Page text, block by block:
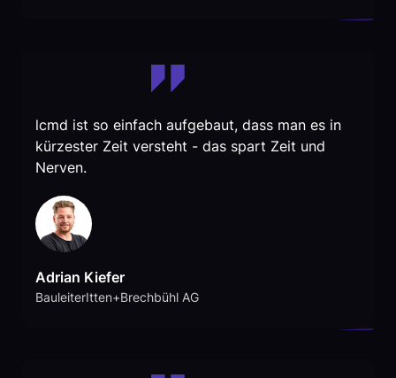
lcmd ist so einfach aufgebaut, dass man es in
kürzester Zeit versteht - das spart Zeit und
Nerven.
Adrian Kiefer
BauleiterItten+Brechbühl AG